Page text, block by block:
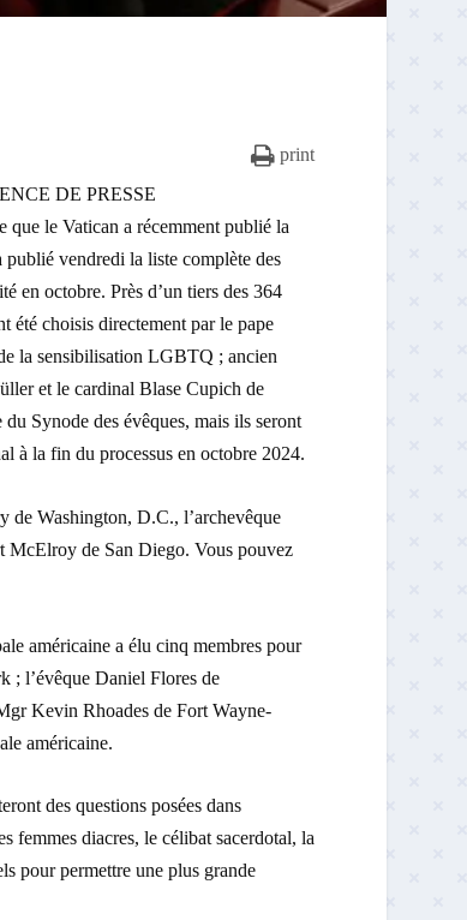
print
DE PRESSE
le Vatican a récemment publié la
vendredi la liste complète des
en octobre. Près d’un tiers des 364
été choisis directement par le pape
la sensibilisation LGBTQ ; ancien
et le cardinal Blase Cupich de
Synode des évêques, mais ils seront
à la fin du processus en octobre 2024.
de Washington, D.C., l’archevêque
McElroy de San Diego. Vous pouvez
américaine a élu cinq membres pour
; l’évêque Daniel Flores de
Kevin Rhoades de Fort Wayne-
américaine.
des questions posées dans
femmes diacres, le célibat sacerdotal, la
pour permettre une plus grande